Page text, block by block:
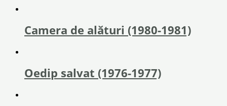
Camera de alături (1980-1981)
Oedip salvat (1976-1977)